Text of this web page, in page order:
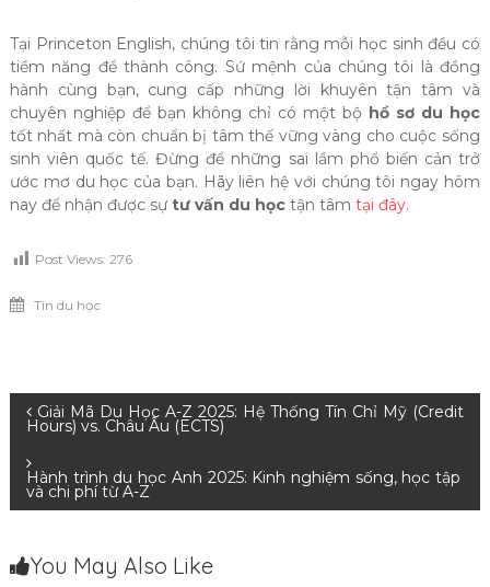
Tại Princeton English, chúng tôi tin rằng mỗi học sinh đều có
tiềm năng để thành công. Sứ mệnh của chúng tôi là đồng
hành cùng bạn, cung cấp những lời khuyên tận tâm và
chuyên nghiệp để bạn không chỉ có một bộ hồ sơ du học
tốt nhất mà còn chuẩn bị tâm thế vững vàng cho cuộc sống
sinh viên quốc tế. Đừng để những sai lầm phổ biến cản trở
ước mơ du học của bạn. Hãy liên hệ với chúng tôi ngay hôm
nay để nhận được sựtư vấn du họctận tâm tại đây.
Post Views: 276
Tin du học
Điều
hướng
bài
viết
Giải Mã Du Học A-Z 2025: Hệ Thống Tín Chỉ Mỹ (Credit
Hours) vs. Châu Âu (ECTS)
Hành trình du học Anh 2025: Kinh nghiệm sống, học tập
và chi phí từ A-Z
You May Also Like